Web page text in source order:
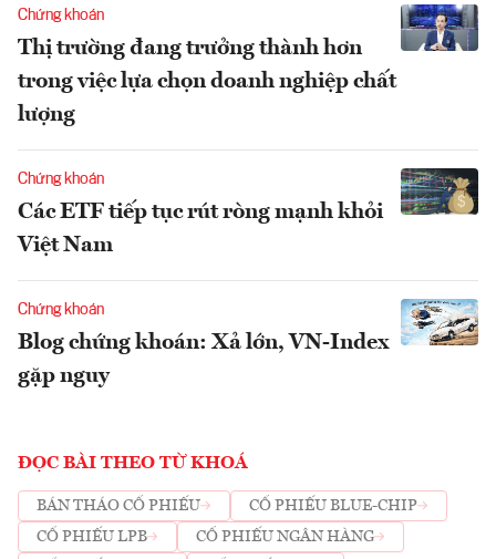
Chứng khoán
Thị trường đang trưởng thành hơn
trong việc lựa chọn doanh nghiệp chất
lượng
Chứng khoán
Các ETF tiếp tục rút ròng mạnh khỏi
Việt Nam
Chứng khoán
Blog chứng khoán: Xả lớn, VN-Index
gặp nguy
ĐỌC BÀI THEO TỪ KHOÁ
BÁN THÁO CỔ PHIẾU
CỔ PHIẾU BLUE-CHIP
CỔ PHIẾU LPB
CỔ PHIẾU NGÂN HÀNG